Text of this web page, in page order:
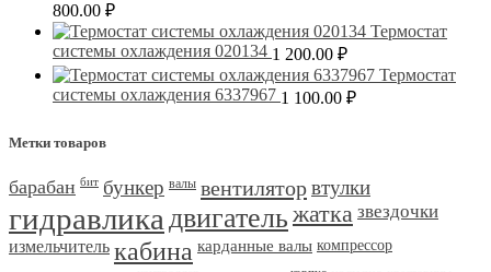
800.00 ₽
Термостат
системы охлаждения 020134 1 200.00 ₽
Термостат
системы охлаждения 6337967 1 100.00 ₽
Метки товаров
барабан бит бункер валы вентиляторвтулки
гидравлика двигатель жатка звездочки
измельчитель кабина карданные валы компрессор